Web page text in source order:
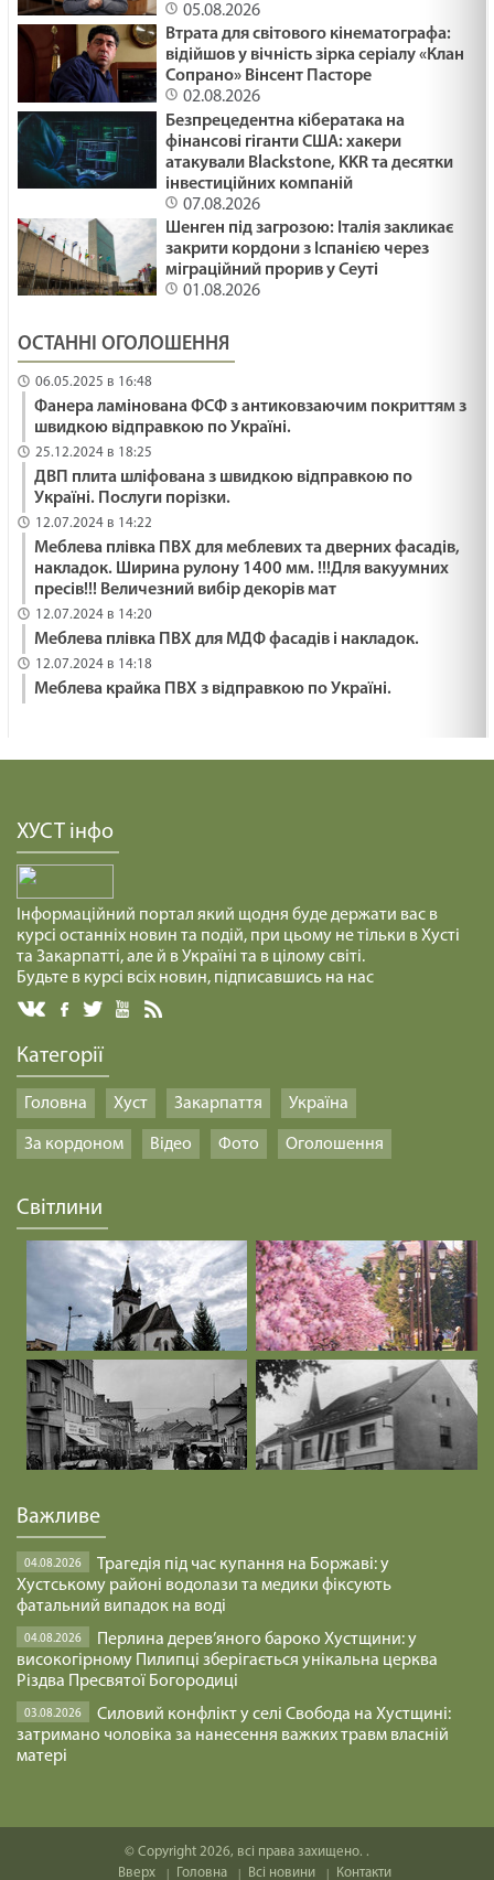
05.08.2026
Втрата для світового кінематографа:
відійшов у вічність зірка серіалу «Клан
Сопрано» Вінсент Пасторе
02.08.2026
Безпрецедентна кібератака на
фінансові гіганти США: хакери
атакували Blackstone, KKR та десятки
інвестиційних компаній
07.08.2026
Шенген під загрозою: Італія закликає
закрити кордони з Іспанією через
міграційний прорив у Сеуті
01.08.2026
ОСТАННІ ОГОЛОШЕННЯ
06.05.2025 в 16:48
Фанера ламінована ФСФ з антиковзаючим покриттям з
швидкою відправкою по Україні.
25.12.2024 в 18:25
ДВП плита шліфована з швидкою відправкою по
Україні. Послуги порізки.
12.07.2024 в 14:22
Меблева плівка ПВХ для меблевих та дверних фасадів,
накладок. Ширина рулону 1400 мм. !!!Для вакуумних
пресів!!! Величезний вибір декорів мат
12.07.2024 в 14:20
Меблева плівка ПВХ для МДФ фасадів і накладок.
12.07.2024 в 14:18
Меблева крайка ПВХ з відправкою по Україні.
ХУСТ інфо
Інформаційний портал який щодня буде держати вас в
курсі останніх новин та подій, при цьому не тільки в Хусті
та Закарпатті, але й в Україні та в цілому світі.
Будьте в курсі всіх новин, підписавшись на нас
Категорії
Головна Хуст Закарпаття Україна
За кордоном Відео Фото Оголошення
Світлини
Важливе
04.08.2026
Трагедія під час купання на Боржаві: у
Хустському районі водолази та медики фіксують
фатальний випадок на воді
04.08.2026
Перлина дерев’яного бароко Хустщини: у
високогірному Пилипці зберігається унікальна церква
Різдва Пресвятої Богородиці
03.08.2026
Силовий конфлікт у селі Свобода на Хустщині:
затримано чоловіка за нанесення важких травм власній
матері
© Copyright 2026, всі права захищено. .
Вверх
Головна Всі новини Контакти